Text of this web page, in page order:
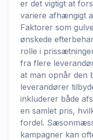
er det vigtigt at
variere afhængigt
Faktorer som
ønskede
rolle i
fra flere
at man opnår den
leverandører
inkluderer både
en samlet pris,
fordel.
kampagner kan